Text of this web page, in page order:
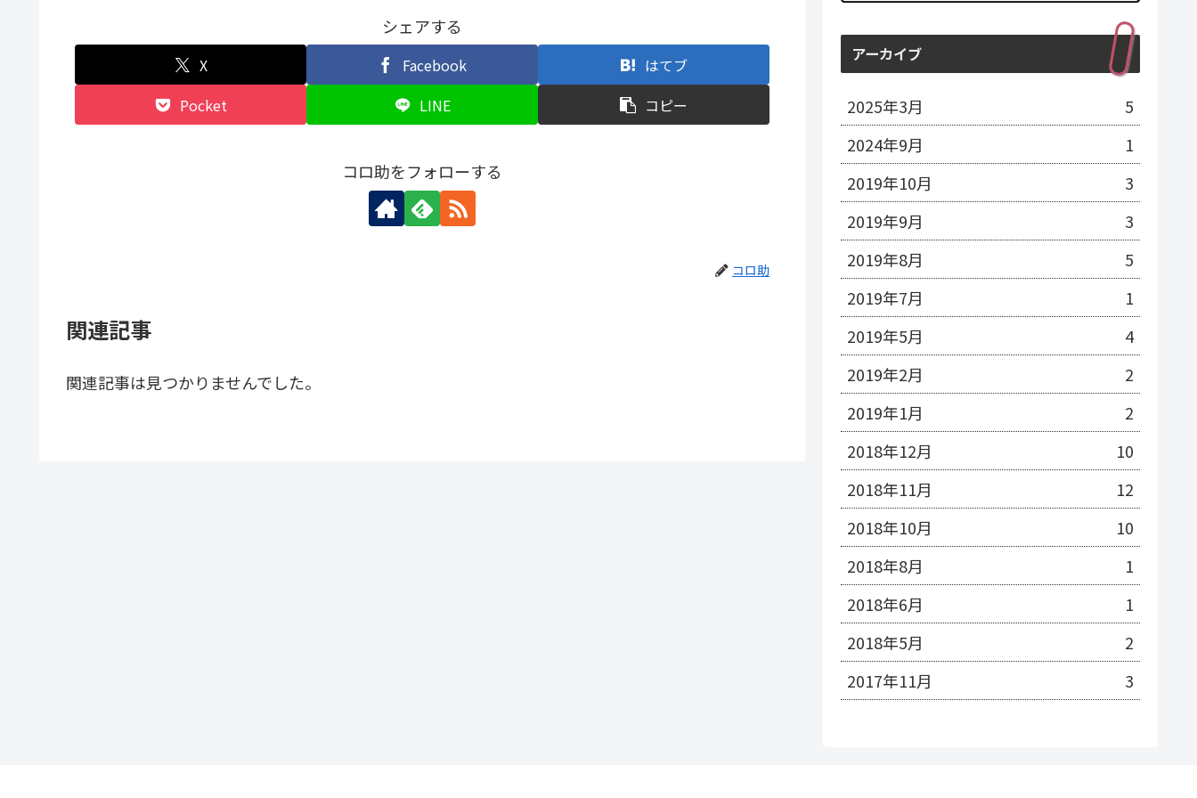
シェアする
X Facebook
はてブ
Pocket
LINE コピー
コロ助をフォローする
コロ助
関連記事
関連記事は見つかりませんでした。
アーカイブ
2025年3月
5
2024年9月
1
2019年10月
3
2019年9月
3
2019年8月
5
2019年7月
1
2019年5月
4
2019年2月
2
2019年1月
2
2018年12月
10
2018年11月
12
2018年10月
10
2018年8月
1
2018年6月
1
2018年5月
2
2017年11月
3